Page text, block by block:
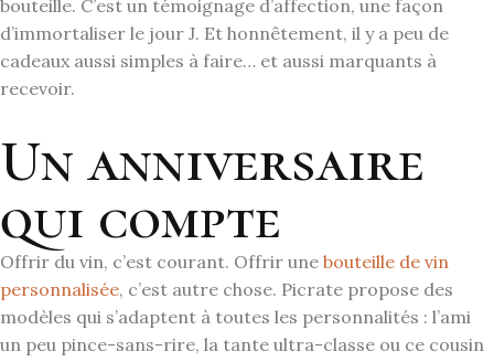
bouteille. C’est un témoignage d’affection, une façon
d’immortaliser le jour J. Et honnêtement, il y a peu de
cadeaux aussi simples à faire… et aussi marquants à
recevoir.
Un anniversaire
qui compte
Offrir du vin, c’est courant. Offrir une bouteille de vin
personnalisée, c’est autre chose. Picrate propose des
modèles qui s’adaptent à toutes les personnalités : l’ami
un peu pince-sans-rire, la tante ultra-classe ou ce cousin